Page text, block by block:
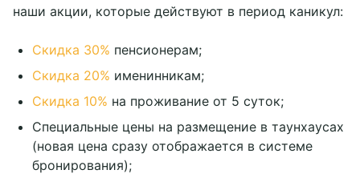
наши акции, которые действуют в период каникул:
Скидка 30% пенсионерам;
Скидка 20% именинникам;
Скидка 10% на проживание от 5 суток;
Специальные цены на размещение в таунхаусах
(новая цена сразу отображается в системе
бронирования);